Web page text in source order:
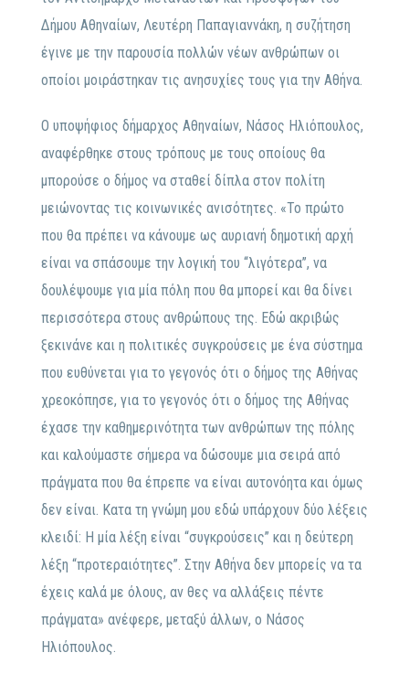
Δήμου Αθηναίων, Λευτέρη Παπαγιαννάκη, η συζήτηση
έγινε με την παρουσία πολλών νέων ανθρώπων οι
οποίοι μοιράστηκαν τις ανησυχίες τους για την Αθήνα.
Ο υποψήφιος δήμαρχος Αθηναίων, Νάσος Ηλιόπουλος,
αναφέρθηκε στους τρόπους με τους οποίους θα
μπορούσε ο δήμος να σταθεί δίπλα στον πολίτη
μειώνοντας τις κοινωνικές ανισότητες. «Το πρώτο
που θα πρέπει να κάνουμε ως αυριανή δημοτική αρχή
είναι να σπάσουμε την λογική του ‘‘λιγότερα’’, να
δουλέψουμε για μία πόλη που θα μπορεί και θα δίνει
περισσότερα στους ανθρώπους της. Εδώ ακριβώς
ξεκινάνε και η πολιτικές συγκρούσεις με ένα σύστημα
που ευθύνεται για το γεγονός ότι ο δήμος της Αθήνας
χρεοκόπησε, για το γεγονός ότι ο δήμος της Αθήνας
έχασε την καθημερινότητα των ανθρώπων της πόλης
και καλούμαστε σήμερα να δώσουμε μια σειρά από
πράγματα που θα έπρεπε να είναι αυτονόητα και όμως
δεν είναι. Κατα τη γνώμη μου εδώ υπάρχουν δύο λέξεις
κλειδί: Η μία λέξη είναι “συγκρούσεις” και η δεύτερη
λέξη “προτεραιότητες”. Στην Αθήνα δεν μπορείς να τα
έχεις καλά με όλους, αν θες να αλλάξεις πέντε
πράγματα» ανέφερε, μεταξύ άλλων, ο Νάσος
Ηλιόπουλος.